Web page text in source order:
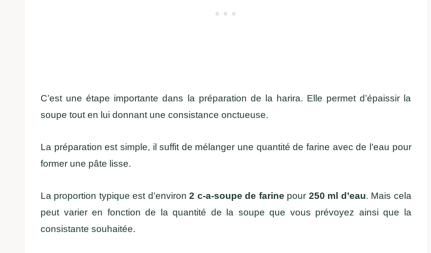
C’est une étape importante dans la préparation de la harira. Elle permet d’épaissir la
soupe tout en lui donnant une consistance onctueuse.
La préparation est simple, il suffit de mélanger une quantité de farine avec de l’eau pour
former une pâte lisse.
La proportion typique est d’environ2 c-a-soupe de farine pour 250 ml d’eau. Mais cela
peut varier en fonction de la quantité de la soupe que vous prévoyez ainsi que la
consistante souhaitée.